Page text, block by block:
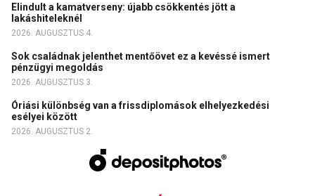
Elindult a kamatverseny: újabb csökkentés jött a
lakáshiteleknél
2026. AUGUSZTUS 4.
Sok családnak jelenthet mentőövet ez a kevéssé ismert
pénzügyi megoldás
2026. AUGUSZTUS 3.
Óriási különbség van a frissdiplomások elhelyezkedési
esélyei között
2026. AUGUSZTUS 2.